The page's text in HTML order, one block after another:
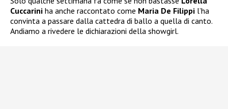
Cuccarini ha anche raccontato come Maria De Filippi l’ha
convinta a passare dalla cattedra di ballo a quella di canto.
Andiamo a rivedere le dichiarazioni della showgirl.